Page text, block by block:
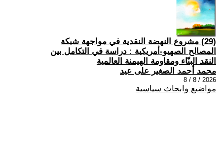
(29) مشروع النهضة النقدية في مواجهة شبكة
المصالح الصهيو-أمريكية : دراسة في التكامل بين
النقد البنّاء ومقاومة الهيمنة العالمية
محمد أحمد الصغير على عيد
2026 / 8 / 8
مواضيع وابحاث سياسية